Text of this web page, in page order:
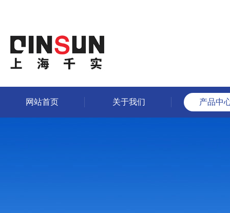
网站首页 关于我们 产品中